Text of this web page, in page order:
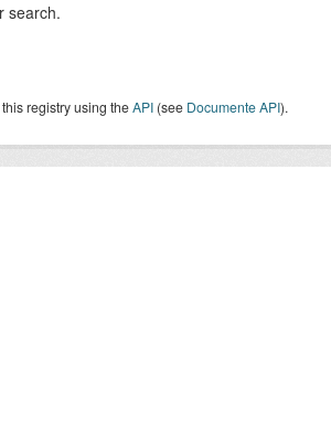
search.
registry using theAPI (see Documente API).